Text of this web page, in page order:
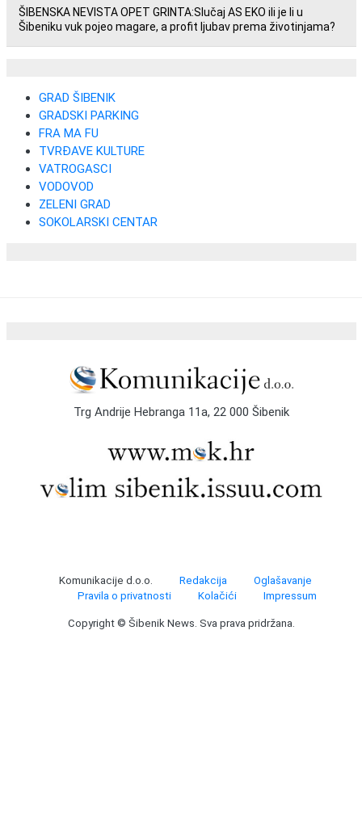
ŠIBENSKA NEVISTA OPET GRINTA:Slučaj AS EKO ili je li u
Šibeniku vuk pojeo magare, a profit ljubav prema životinjama?
GRAD ŠIBENIK
GRADSKI PARKING
FRA MA FU
TVRĐAVE KULTURE
VATROGASCI
VODOVOD
ZELENI GRAD
SOKOLARSKI CENTAR
Trg Andrije Hebranga 11a, 22 000 Šibenik
Komunikacije d.o.o. Redakcija
Oglašavanje
Pravila o privatnosti
Kolačići Impressum
Copyright © Šibenik News. Sva prava pridržana.